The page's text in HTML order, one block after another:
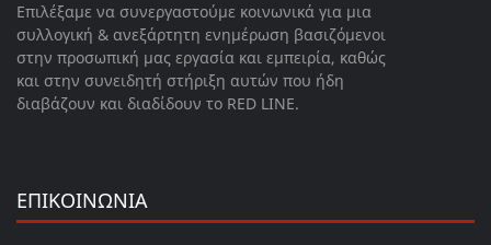
Επιλέξαμε να συνεργαστούμε κοινωνικά για μια
συλλογική & ανεξάρτητη ενημέρωση βασιζόμενοι
στην προσωπική μας εργασία και εμπειρία, καθώς
και στην συνειδητή στήριξη αυτών που ήδη
διαβάζουν και διαδίδουν το RED LINE.
ΕΠΙΚΟΙΝΩΝΙΑ